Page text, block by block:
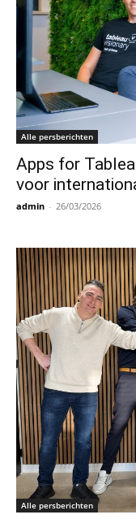
Alle persberichten
Apps for
voor
admin - 26/03/2026
Alle persberichten